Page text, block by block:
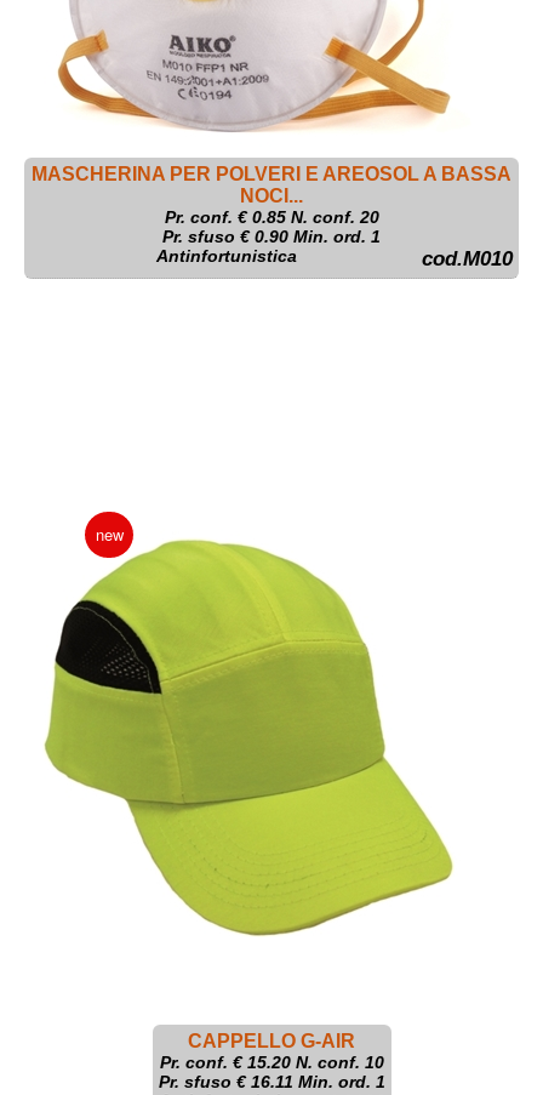
MASCHERINA PER POLVERI E AREOSOL A BASSA
NOCI...
Pr. conf. €0.85N. conf. 20
Pr. sfuso € 0.90 Min. ord. 1
Antinfortunistica
cod.M010
new
CAPPELLO G-AIR
Pr. conf. €15.20N. conf. 10
Pr. sfuso € 16.11 Min. ord. 1